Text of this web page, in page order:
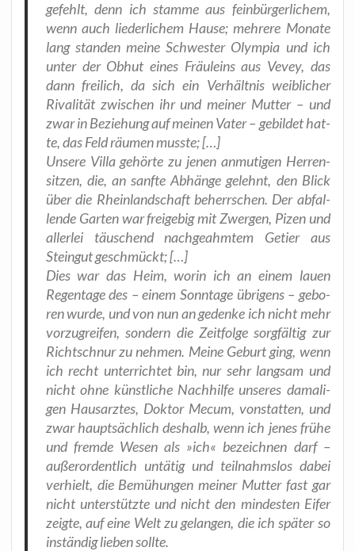
gefehlt, denn ich stam­me aus fein­bür­ger­li­chem,
wenn auch lie­der­li­chem Hau­se; meh­re­re Mona­te
lang stan­den mei­ne Schwes­ter Olym­pia und ich
unter der Obhut eines Fräu­leins aus Vevey, das
dann frei­lich, da sich ein Ver­hält­nis weib­li­cher
Riva­li­tät zwi­schen ihr und mei­ner Mut­ter – und
zwar in Bezie­hung auf mei­nen Vater – gebil­det hat­
te, das Feld räu­men musste; […]
Unse­re Vil­la gehör­te zu jenen anmu­ti­gen Her­ren­
sit­zen, die, an sanf­te Abhän­ge gelehnt, den Blick
über die Rhein­land­schaft beherr­schen. Der abfal­
len­de Gar­ten war frei­ge­big mit Zwer­gen, Pizen und
aller­lei täu­schend nach­ge­ahm­tem Getier aus
Stein­gut geschmückt; […]
Dies war das Heim, wor­in ich an einem lau­en
Regen­ta­ge des – einem Sonn­ta­ge übri­gens – gebo­
ren wur­de, und von nun an geden­ke ich nicht mehr
vor­zu­grei­fen, son­dern die Zeit­fol­ge sorg­fäl­tig zur
Richt­schnur zu neh­men. Mei­ne Geburt ging, wenn
ich recht unter­rich­tet bin, nur sehr lang­sam und
nicht ohne künst­li­che Nach­hil­fe unse­res dama­li­
gen Haus­arz­tes, Dok­tor Mecum, von­stat­ten, und
zwar haupt­säch­lich des­halb, wenn ich jenes frü­he
und frem­de Wesen als »ich« bezeich­nen darf –
außer­or­dent­lich untä­tig und teil­nahms­los dabei
ver­hielt, die Bemü­hun­gen mei­ner Mut­ter fast gar
nicht unter­stütz­te und nicht den min­des­ten Eifer
zeig­te, auf eine Welt zu gelan­gen, die ich spä­ter so
instän­dig lie­ben sollte.